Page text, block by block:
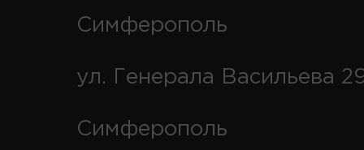
Симферополь
ул. Генерала Васильева
Симферополь